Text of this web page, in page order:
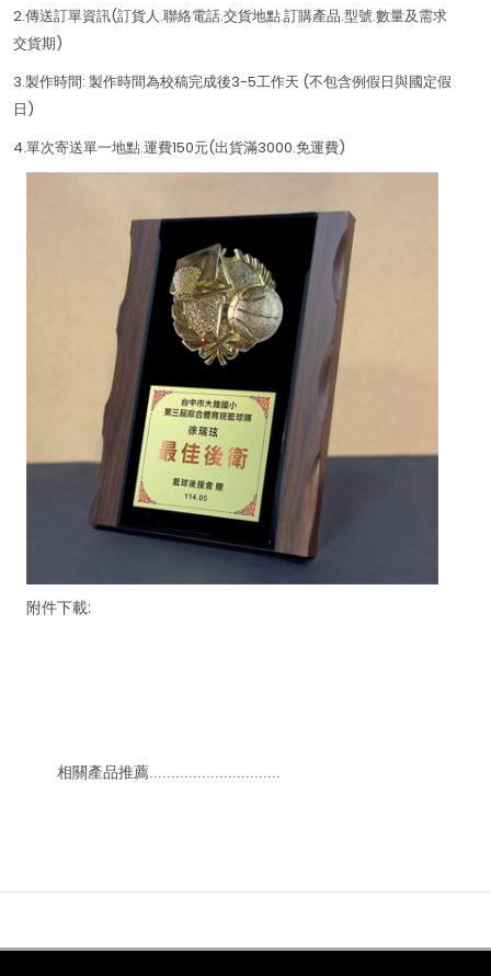
2.傳送訂單資訊(訂貨人.聯絡電話.交貨地點.訂購產品.型號.數量及需求
交貨期)
3.製作時間: 製作時間為校稿完成後3-5工作天 (不包含例假日與國定假
日)
4.單次寄送單一地點.運費150元(出貨滿3000.免運費)
附件下載:
相關產品推薦..............................